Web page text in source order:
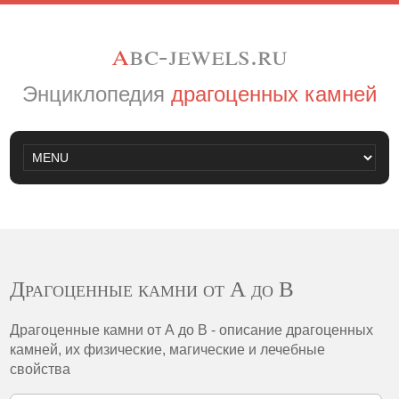
abc-jewels.ru
Энциклопедия драгоценных камней
Драгоценные камни от А до В
Драгоценные камни от А до В - описание драгоценных
камней, их физические, магические и лечебные
свойства